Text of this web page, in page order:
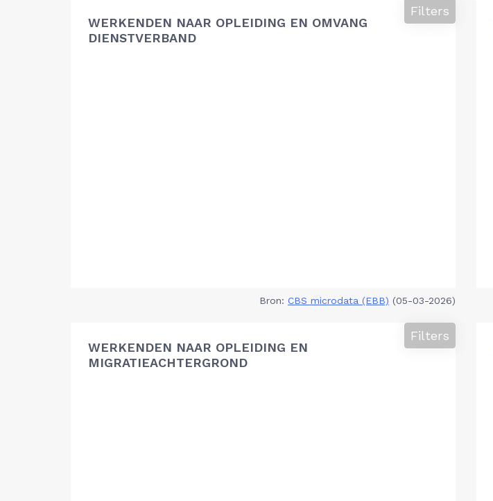
WERKENDEN NAAR OPLEIDING EN OMVANG
DIENSTVERBAND
Filters
Bron: CBS microdata (EBB) (05-03-2026)
WERKENDEN NAAR OPLEIDING EN
MIGRATIEACHTERGROND
Filters